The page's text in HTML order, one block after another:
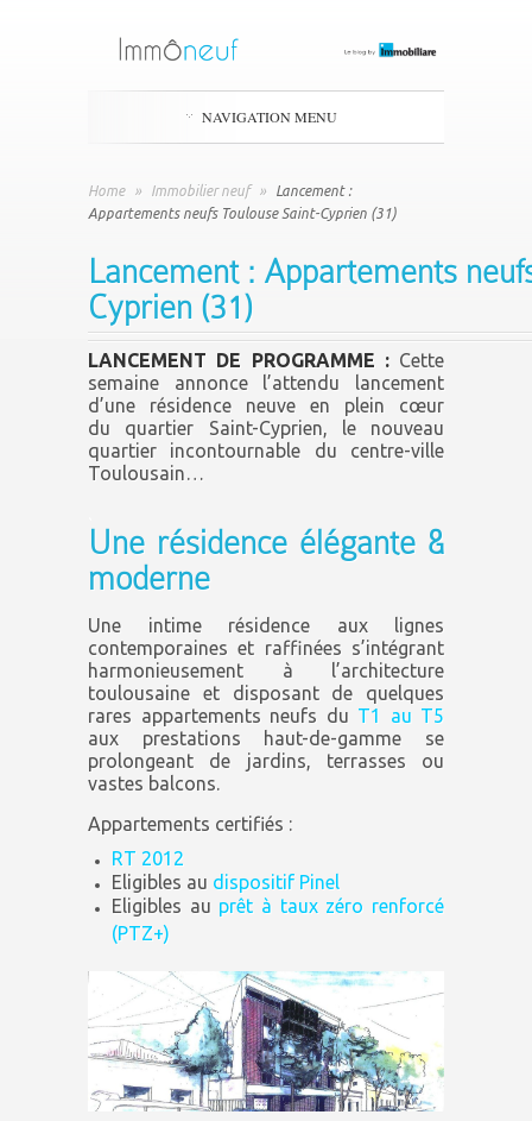
NAVIGATION MENU
Home » Immobilier neuf »
Lancement :
Appartements neufs Toulouse Saint-Cyprien (31)
Lancement : Appartements
Cyprien (31)
LANCEMENT DE PROGRAMME :Cette
semaine annonce l’attendu lancement
d’une résidence neuve en plein cœur
du quartier Saint-Cyprien, le nouveau
quartier incontournable du centre-ville
Toulousain…
Une résidence élégante &
moderne
Une intime résidence aux lignes
contemporaines et raffinées s’intégrant
harmonieusement à l’architecture
toulousaine et disposant de quelques
rares appartements neufs du T1 au T5
aux prestations haut-de-gamme se
prolongeant de jardins, terrasses ou
vastes balcons.
Appartements certifiés :
RT 2012
Eligibles au dispositif Pinel
Eligibles au prêt à taux zéro renforcé
(PTZ+)